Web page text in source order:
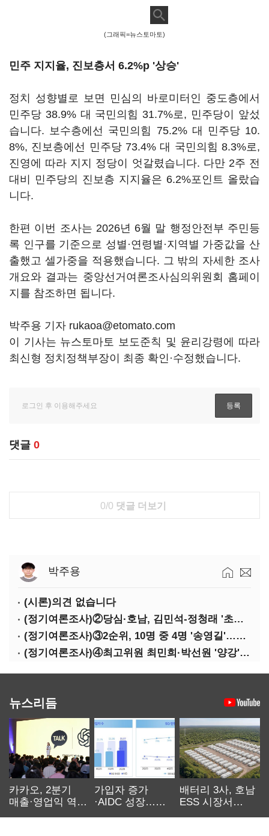
(그래픽=뉴스토마토)
민주 지지율, 진보층서 6.2%p '상승'
정치 성향별로 보면 민심의 바로미터인 중도층에서
민주당 38.9% 대 국민의힘 31.7%로, 민주당이 앞섰
습니다. 보수층에선 국민의힘 75.2% 대 민주당 10.
8%, 진보층에선 민주당 73.4% 대 국민의힘 8.3%로,
진영에 따라 지지 정당이 엇갈렸습니다. 다만 2주 전
대비 민주당의 진보층 지지율은 6.2%포인트 올랐습
니다.
한편 이번 조사는 2026년 6월 말 행정안전부 주민등
록 인구를 기준으로 성별·연령별·지역별 가중값을 산
출했고 셀가중을 적용했습니다. 그 밖의 자세한 조사
개요와 결과는 중앙선거여론조사심의위원회 홈페이
지를 참조하면 됩니다.
박주용 기자 rukaoa@etomato.com
이 기사는 뉴스토마토 보도준칙 및 윤리강령에 따라
최신형 정치정책부장이 최종 확인·수정했습니다.
댓글 0
0/0 댓글 더보기
박주용
(시론)의견 없습니다
(정기여론조사)②당심·호남, 김민석-정청래 '초접전'
(정기여론조사)③2순위, 10명 중 4명 '송영길'…정청래 '한 자릿수'
(정기여론조사)④최고위원 최민희·박선원 '양강'…서미화·이성윤·임미애 뒤이어
뉴스리듬
카카오, 2분기
매출·영업익 역대
가입자 증가
·AIDC 성장…
배터리 3사, 호남
ESS 시장서